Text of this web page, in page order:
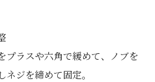
プラスや六角で緩めて、ノブを
ジを締めて固定。